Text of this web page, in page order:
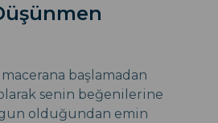
başlamadan
senin beğenilerine
olduğundan emin